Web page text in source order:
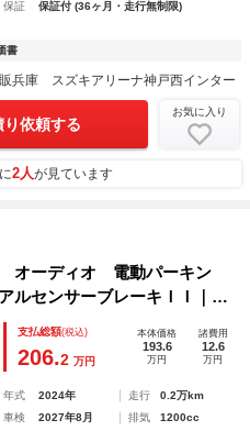
保証
保証付 (36ヶ月・走行無制限)
書
販兵庫 スズキアリーナ神戸西インター
依頼する
お気に入り
2人が見ています
ーディオ 電動パーキン
ルセンサーブレーキＩＩ｜Ｌ
ルミホイール｜フルオートエ
ター｜シートヒーター｜アダ
支払総額(税込)
206.2 万円
本体価格
193.6
万円
諸費用
12.6
万円
年式 2024年 走行
0.2万km
車検
2027年8月 排気
1200cc